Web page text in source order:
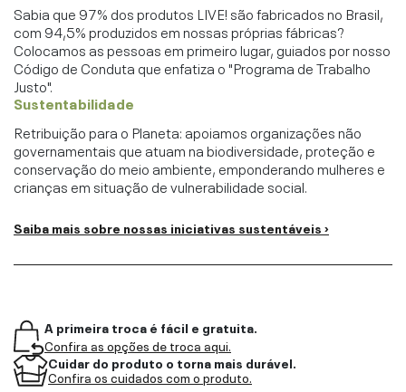
Sabia que 97% dos produtos LIVE! são fabricados no Brasil,
com 94,5% produzidos em nossas próprias fábricas?
Colocamos as pessoas em primeiro lugar, guiados por nosso
Código de Conduta que enfatiza o "Programa de Trabalho
Justo".
Sustentabilidade
Retribuição para o Planeta: apoiamos organizações não
governamentais que atuam na biodiversidade, proteção e
conservação do meio ambiente, emponderando mulheres e
crianças em situação de vulnerabilidade social.
Saiba mais sobre nossas iniciativas sustentáveis ›
A primeira troca é fácil e gratuita.
Confira as opções de troca aqui.
Cuidar do produto o torna mais durável.
Confira os cuidados com o produto.